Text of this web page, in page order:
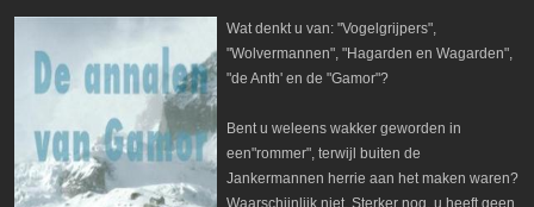
Wat denkt u van: "Vogelgrijpers",
"Wolvermannen", "Hagarden en Wagarden",
"de Anth' en de "Gamor"?
Bent u weleens wakker geworden in
een"rommer", terwijl buiten de
Jankermannen herrie aan het maken waren?
Waarschijnlijk niet. Sterker nog, u heeft geen